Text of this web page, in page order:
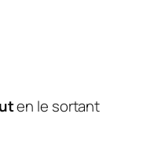
en le sortant